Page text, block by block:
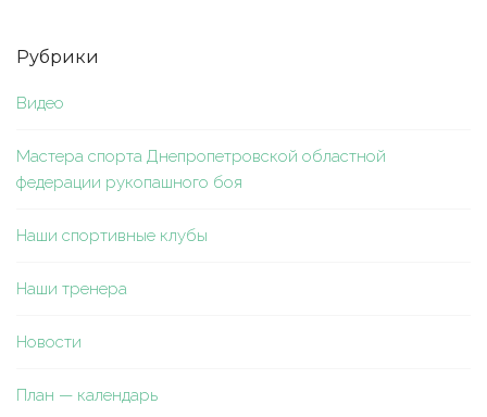
Рубрики
Видео
Мастера спорта Днепропетровской областной
федерации рукопашного боя
Наши спортивные клубы
Наши тренера
Новости
План — календарь